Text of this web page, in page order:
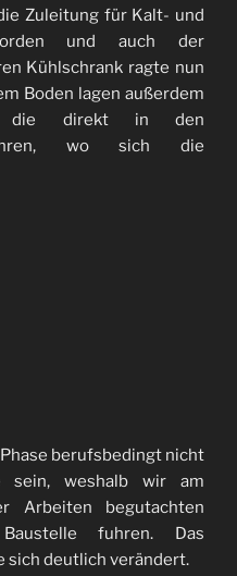
Zuleitung für Kalt- und
und auch der
Kühlschrank ragte nun
Boden lagen außerdem
die direkt in den
führen, wo sich die
berufsbedingt nicht
sein, weshalb wir am
Arbeiten begutachten
fuhren. Das
sich deutlich verändert.